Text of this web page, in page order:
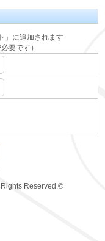
」に追加されます
要です）
Reserved.©